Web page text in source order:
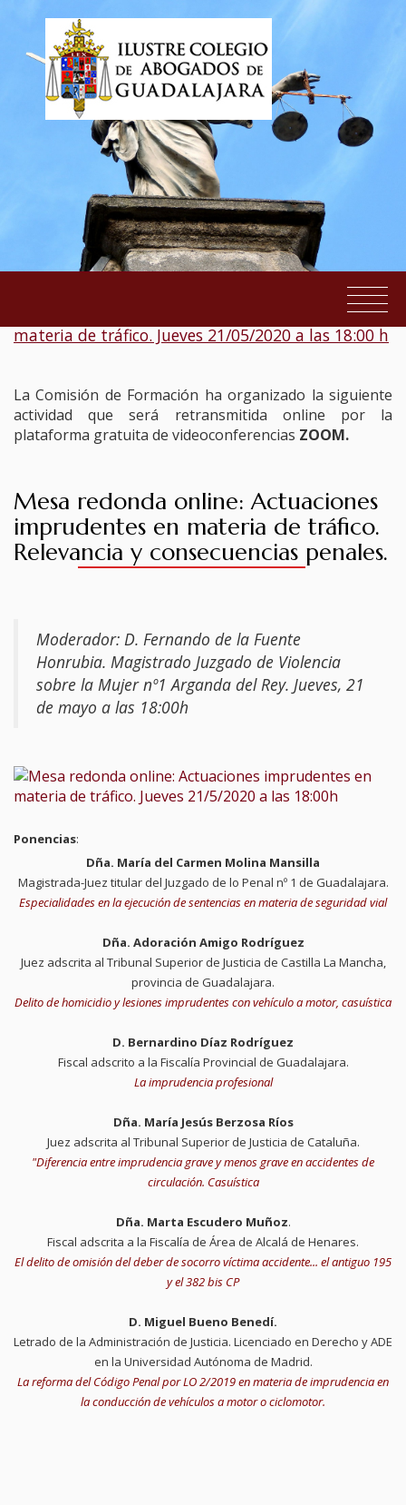
EL COLEGIO
SERVICIOS AL COLEGIADO
TURNO DE OFICIO
Mesa redonda online: Actuaciones imprudentes en
materia de tráfico. Jueves 21/05/2020 a las 18:00 h
La Comisión de Formación ha organizado la siguiente
actividad que será retransmitida online por la
plataforma gratuita de videoconferencias ZOOM.
Mesa redonda online: Actuaciones
imprudentes en materia de tráfico.
Relevancia y consecuencias penales.
Moderador: D. Fernando de la Fuente
Honrubia. Magistrado Juzgado de Violencia
sobre la Mujer nº1 Arganda del Rey. Jueves, 21
de mayo a las 18:00h
Ponencias:
Dña. María del Carmen Molina Mansilla
Magistrada-Juez titular del Juzgado de lo Penal nº 1 de Guadalajara.
Especialidades en la ejecución de sentencias en materia de seguridad vial
Dña. Adoración Amigo Rodríguez
Juez adscrita al Tribunal Superior de Justicia de Castilla La Mancha,
provincia de Guadalajara.
Delito de homicidio y lesiones imprudentes con vehículo a motor, casuística
D. Bernardino Díaz Rodríguez
Fiscal adscrito a la Fiscalía Provincial de Guadalajara.
La imprudencia profesional
Dña. María Jesús Berzosa Ríos
Juez adscrita al Tribunal Superior de Justicia de Cataluña.
"Diferencia entre imprudencia grave y menos grave en accidentes de
circulación. Casuística
Dña. Marta Escudero Muñoz.
Fiscal adscrita a la Fiscalía de Área de Alcalá de Henares.
El delito de omisión del deber de socorro víctima accidente... el antiguo 195
y el 382 bis CP
D. Miguel Bueno Benedí.
Letrado de la Administración de Justicia. Licenciado en Derecho y ADE
en la Universidad Autónoma de Madrid.
La reforma del Código Penal por LO 2/2019 en materia de imprudencia en
la conducción de vehículos a motor o ciclomotor.